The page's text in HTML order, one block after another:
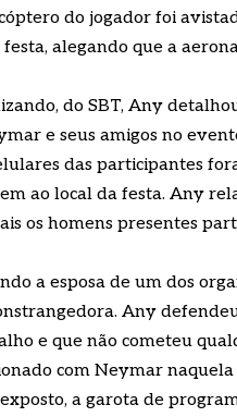
do jogador foi
alegando que a
do SBT, Any
e seus amigos no
das participantes
ao local da festa. Any
os homens presentes
a esposa de um dos
Any
e que não cometeu
com Neymar
a garota de